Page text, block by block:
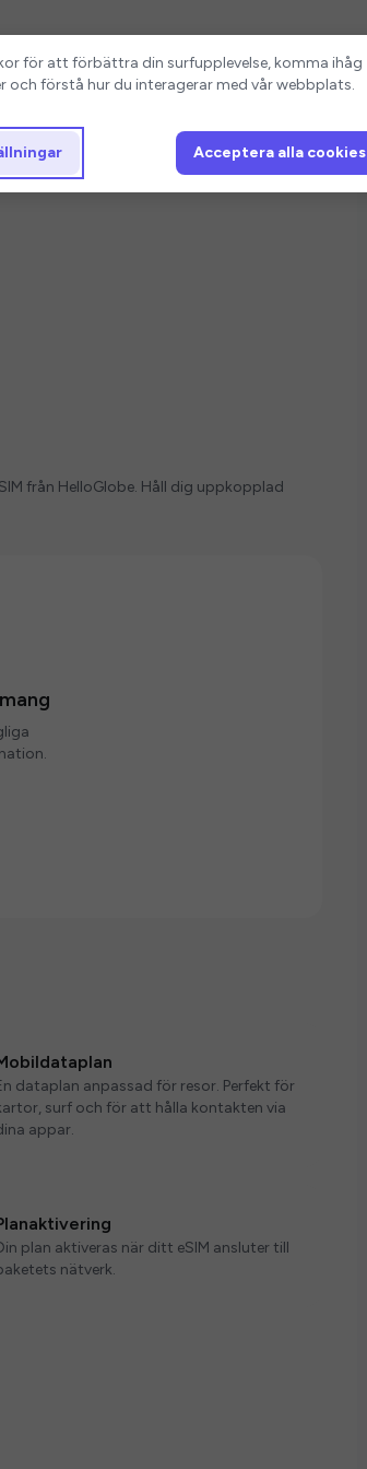
från HelloGlobe. Håll dig uppkopplad
dataplan anpassad för resor. Perfekt för
surf och för att hålla kontakten via
appar.
plan aktiveras när ditt eSIM ansluter till
nätverk.
för att förbättra din surfupplevelse, komma ihåg
och förstå hur du interagerar med vår webbplats.
Acceptera alla cookies